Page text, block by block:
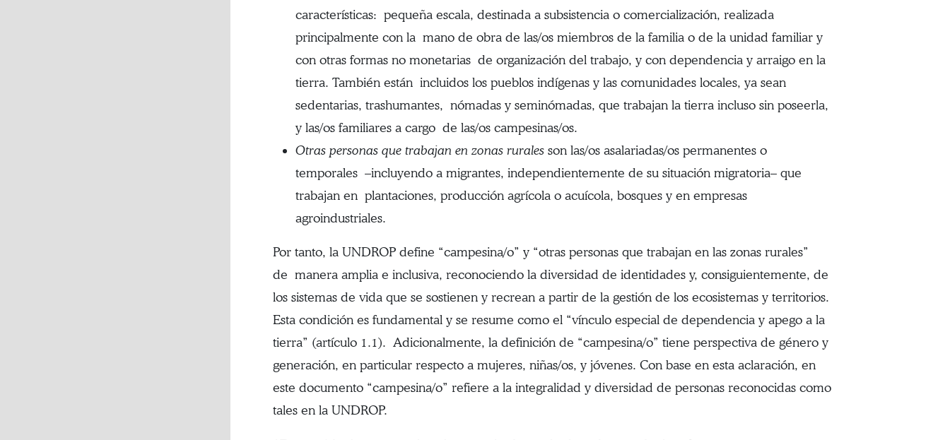
características: pequeña escala, destinada a subsistencia o comercialización, realizada
principalmente con la mano de obra de las/os miembros de la familia o de la unidad familiar y
con otras formas no monetarias de organización del trabajo, y con dependencia y arraigo en la
tierra. También están incluidos los pueblos indígenas y las comunidades locales, ya sean
sedentarias, trashumantes, nómadas y seminómadas, que trabajan la tierra incluso sin poseerla,
y las/os familiares a cargo de las/os campesinas/os.
Otras personas que trabajan en zonas rurales son las/os asalariadas/os permanentes o
temporales –incluyendo a migrantes, independientemente de su situación migratoria– que
trabajan en plantaciones, producción agrícola o acuícola, bosques y en empresas
agroindustriales.
Por tanto, la UNDROP define “campesina/o” y “otras personas que trabajan en las zonas rurales”
de manera amplia e inclusiva, reconociendo la diversidad de identidades y, consiguientemente, de
los sistemas de vida que se sostienen y recrean a partir de la gestión de los ecosistemas y territorios.
Esta condición es fundamental y se resume como el “vínculo especial de dependencia y apego a la
tierra” (artículo 1.1). Adicionalmente, la definición de “campesina/o” tiene perspectiva de género y
generación, en particular respecto a mujeres, niñas/os, y jóvenes. Con base en esta aclaración, en
este documento “campesina/o” refiere a la integralidad y diversidad de personas reconocidas como
tales en la UNDROP.